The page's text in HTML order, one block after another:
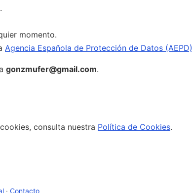
momento.
Agencia Española de Protección de Datos (AEPD)
gonzmufer@gmail.com.
consulta nuestra Política de Cookies.
· Contacto